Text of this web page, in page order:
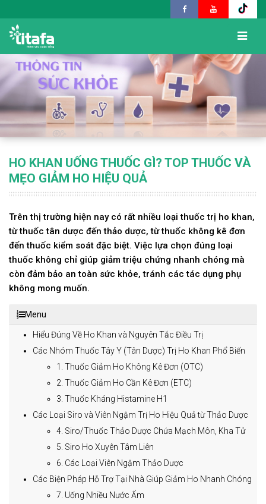
HO KHAN UỐNG THUỐC GÌ? TOP THUỐC VÀ
MẸO GIẢM HO HIỆU QUẢ
Trên thị trường hiện nay có rất nhiều loại thuốc trị ho khan,
từ thuốc tân dược đến thảo dược, từ thuốc không kê đơn
đến thuốc kiểm soát đặc biệt. Việc lựa chọn đúng loại
thuốc không chỉ giúp giảm triệu chứng nhanh chóng mà
còn đảm bảo an toàn sức khỏe, tránh các tác dụng phụ
không mong muốn.
Menu
Hiểu Đúng Về Ho Khan và Nguyên Tắc Điều Trị
Các Nhóm Thuốc Tây Y (Tân Dược) Trị Ho Khan Phổ Biến
1. Thuốc Giảm Ho Không Kê Đơn (OTC)
2. Thuốc Giảm Ho Cần Kê Đơn (ETC)
3. Thuốc Kháng Histamine H1
Các Loại Siro và Viên Ngậm Trị Ho Hiệu Quả từ Thảo Dược
4. Siro/Thuốc Thảo Dược Chứa Mạch Môn, Kha Tử
5. Siro Ho Xuyên Tâm Liên
6. Các Loại Viên Ngậm Thảo Dược
Các Biện Pháp Hỗ Trợ Tại Nhà Giúp Giảm Ho Nhanh Chóng
7. Uống Nhiều Nước Ấm